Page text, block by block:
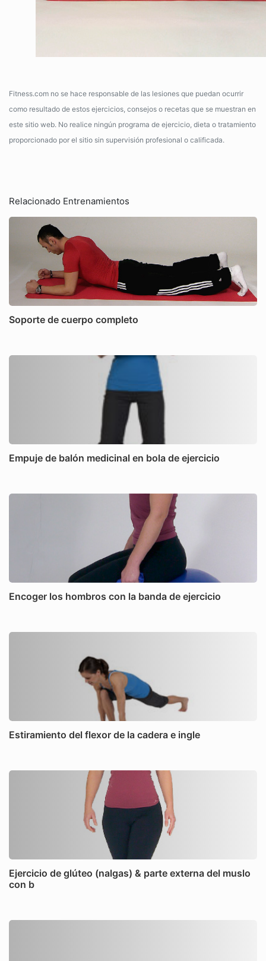
Fitness.com no se hace responsable de las lesiones que puedan ocurrir
como resultado de estos ejercicios, consejos o recetas que se muestran en
este sitio web. No realice ningún programa de ejercicio, dieta o tratamiento
proporcionado por el sitio sin supervisión profesional o calificada.
Relacionado Entrenamientos
Soporte de cuerpo completo
Empuje de balón medicinal en bola de ejercicio
Encoger los hombros con la banda de ejercicio
Estiramiento del flexor de la cadera e ingle
Ejercicio de glúteo (nalgas) & parte externa del muslo
con b